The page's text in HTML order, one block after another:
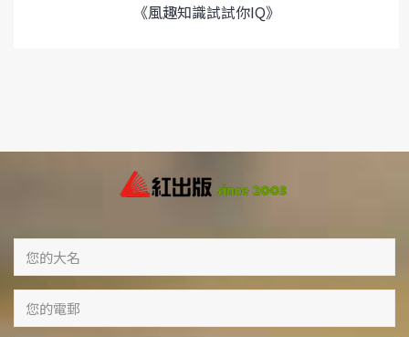
《風趣知識試試你IQ》